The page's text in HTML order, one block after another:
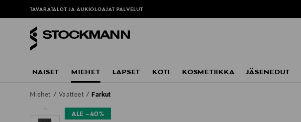
TAVARATALOT JA AUKIOLOAJAT PALVELUT
NAISET MIEHET LAPSET KOTI KOSMETIIKKA JÄSENEDUT
Miehet Vaatteet Farkut
ALE –40%